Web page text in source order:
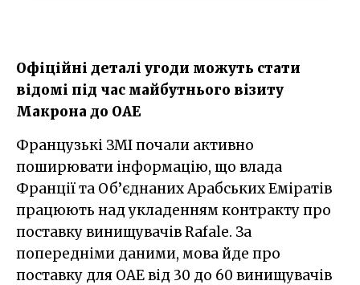
Офіційні деталі угоди можуть стати
відомі під час майбутнього візиту
Макрона до ОАЕ
Французькі ЗМІ почали активно
поширювати інформацію, що влада
Франції та Об’єднаних Арабських Еміратів
працюють над укладенням контракту про
поставку винищувачів Rafale. За
попередніми даними, мова йде про
поставку для ОАЕ від 30 до 60 винищувачів